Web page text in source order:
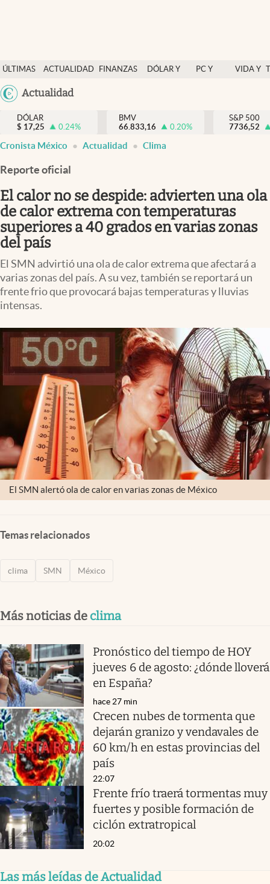
ÚLTIMAS
NOTICIAS
ACTUALIDAD
FINANZAS
DÓLAR Y
PC Y
VIDA Y
México
Actualidad
Actualidad
Finanzas y economía
Dólar y mercados
Pc y celular
Vida y estilo
Clima
Espiritualidad
abre en nueva pestaña
México
DÓLAR
$ 17,25 0.24%
BMV
66.833,16
0.20%
S&P 500
7736,52
Cronista México Actualidad Clima
Reporte oficial
El calor no se despide: advierten una ola
de calor extrema con temperaturas
superiores a 40 grados en varias zonas
del país
El SMN advirtió una ola de calor extrema que afectará a
varias zonas del país. A su vez, también se reportará un
frente frio que provocará bajas temperaturas y lluvias
intensas.
El SMN alertó ola de calor en varias zonas de México
Temas relacionados
clima SMN México
Más noticias de clima
Pronóstico del tiempo de HOY
jueves 6 de agosto: ¿dónde lloverá
en España?
hace 27 min
Crecen nubes de tormenta que
dejarán granizo y vendavales de
60 km/h en estas provincias del
país
22:07
Frente frío traerá tormentas muy
fuertes y posible formación de
ciclón extratropical
20:02
Las más leídas de Actualidad